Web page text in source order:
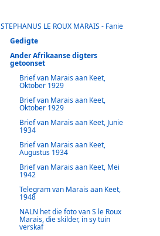
STEPHANUS LE ROUX MARAIS - Fanie
Gedigte
Ander Afrikaanse digters
getoonset
Brief van Marais aan Keet,
Oktober 1929
Brief van Marais aan Keet,
Oktober 1929
Brief van Marais aan Keet, Junie
1934
Brief van Marais aan Keet,
Augustus 1934
Brief van Marais aan Keet, Mei
1942
Telegram van Marais aan Keet,
1948
NALN het die foto van S le Roux
Marais, die skilder, in sy tuin
verskaf